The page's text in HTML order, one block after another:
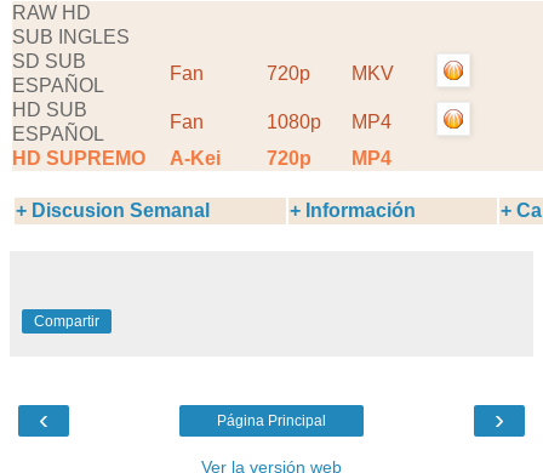
RAW HD
SUB INGLES
SD SUB
ESPAÑOL
Fan 720p
MKV
HD SUB
ESPAÑOL
Fan 1080p
MP4
HD SUPREMO
A-Kei 720p MP4
+ Discusion Semanal + Información +
Compartir
‹ ›
Página Principal
Ver la versión web